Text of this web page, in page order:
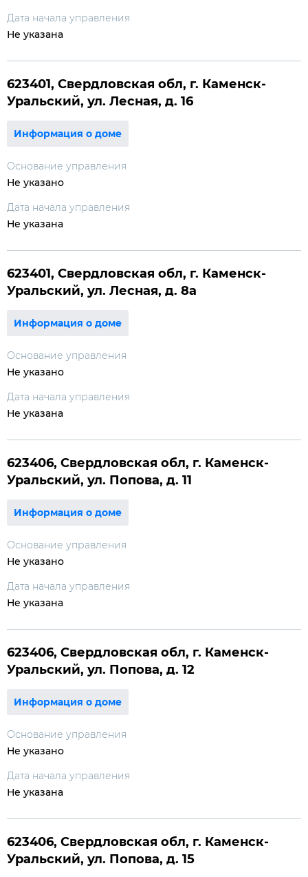
Дата начала управления
Не указана
623401, Свердловская обл, г. Каменск-
Уральский, ул. Лесная, д. 16
Информация о доме
Основание управления
Не указано
Дата начала управления
Не указана
623401, Свердловская обл, г. Каменск-
Уральский, ул. Лесная, д. 8а
Информация о доме
Основание управления
Не указано
Дата начала управления
Не указана
623406, Свердловская обл, г. Каменск-
Уральский, ул. Попова, д. 11
Информация о доме
Основание управления
Не указано
Дата начала управления
Не указана
623406, Свердловская обл, г. Каменск-
Уральский, ул. Попова, д. 12
Информация о доме
Основание управления
Не указано
Дата начала управления
Не указана
623406, Свердловская обл, г. Каменск-
Уральский, ул. Попова, д. 15